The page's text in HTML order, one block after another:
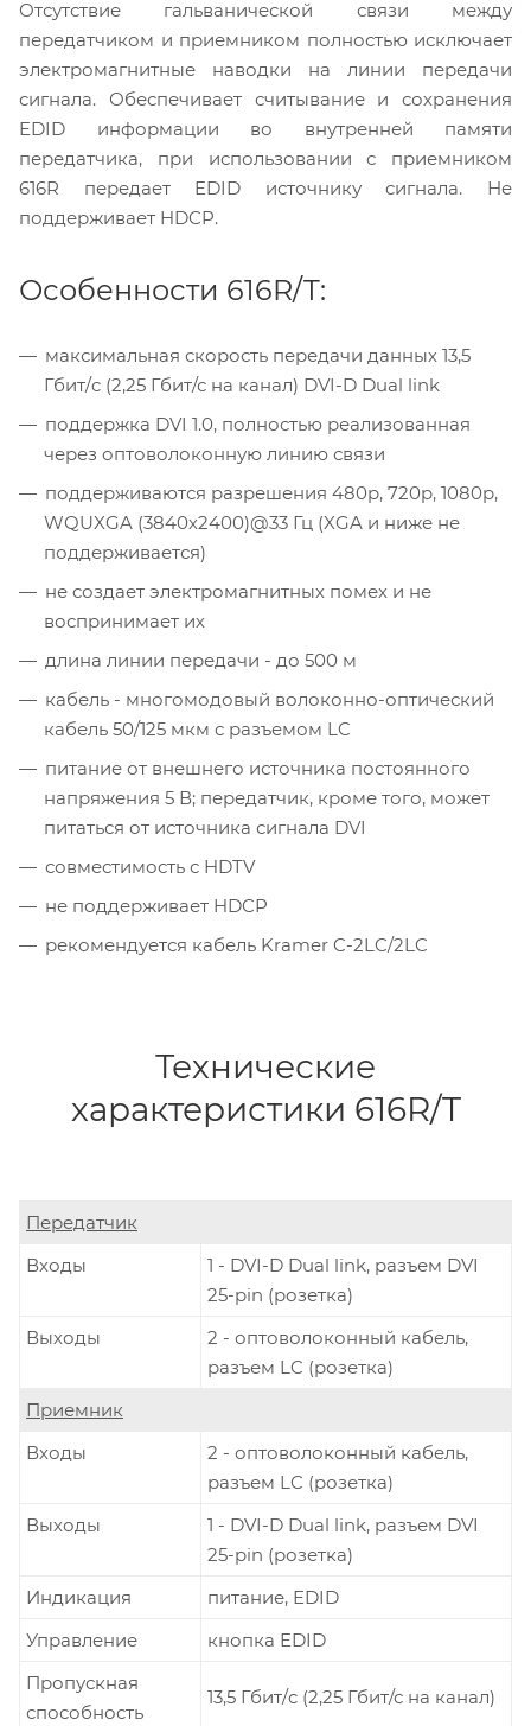
Отсутствие гальванической связи между
передатчиком и приемником полностью исключает
электромагнитные наводки на линии передачи
сигнала. Обеспечивает считывание и сохранения
EDID информации во внутренней памяти
передатчика, при использовании с приемником
616R передает EDID источнику сигнала. Не
поддерживает HDCP.
Особенности 616R/T:
максимальная скорость передачи данных 13,5
Гбит/c (2,25 Гбит/с на канал) DVI-D Dual link
поддержка DVI 1.0, полностью реализованная
через оптоволоконную линию связи
поддерживаются разрешения 480p, 720p, 1080p,
WQUXGA (3840х2400)@33 Гц (XGA и ниже не
поддерживается)
не создает электромагнитных помех и не
воспринимает их
длина линии передачи - до 500 м
кабель - многомодовый волоконно-оптический
кабель 50/125 мкм с разъемом LC
питание от внешнего источника постоянного
напряжения 5 В; передатчик, кроме того, может
питаться от источника сигнала DVI
совместимость с HDTV
не поддерживает HDCP
рекомендуется кабель Kramer C-2LC/2LC
Технические
характеристики 616R/T
Передатчик
Входы
1 - DVI-D Dual link, разъем DVI
25-pin (розетка)
Выходы
2 - оптоволоконный кабель,
разъем LC (розетка)
Приемник
Входы
2 - оптоволоконный кабель,
разъем LC (розетка)
Выходы
1 - DVI-D Dual link, разъем DVI
25-pin (розетка)
Индикация
питание, EDID
Управление
кнопка EDID
Пропускная
способность
13,5 Гбит/c (2,25 Гбит/с на канал)